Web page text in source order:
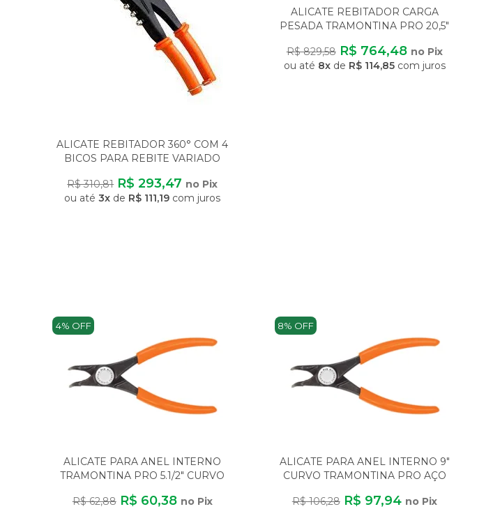
ALICATE REBITADOR 360° COM 4
BICOS PARA REBITE VARIADO
R$ 310,81 R$ 293,47 no Pix
ou até3x de R$ 111,19 com juros
ALICATE REBITADOR CARGA
PESADA TRAMONTINA PRO 20,5"
R$ 829,58 R$ 764,48 no Pix
ou até 8xde R$ 114,85com juros
4% OFF
ALICATE PARA ANEL INTERNO
TRAMONTINA PRO 5.1/2" CURVO
R$ 62,88 R$ 60,38 no Pix
8% OFF
ALICATE PARA ANEL INTERNO 9"
CURVO TRAMONTINA PRO AÇO
R$ 106,28 R$ 97,94 no Pix